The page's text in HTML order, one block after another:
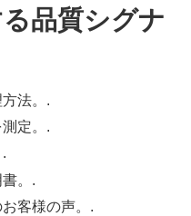
品質シグナ
法。.
定。.
。.
客様の声。.